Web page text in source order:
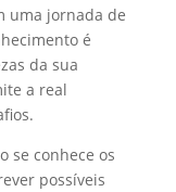
uma jornada de
é
da sua
a real
se conhece os
possíveis